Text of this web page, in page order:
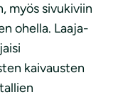
myös sivukiviin
ohella. Laaja-
kaivausten